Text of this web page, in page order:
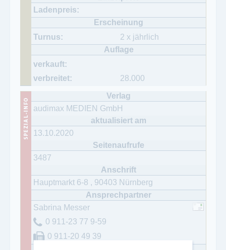
2 x jährlich
28.000
audimax MEDIEN GmbH
13.10.2020
3487
Hauptmarkt 6-8 , 90403 Nürnberg
Sabrina Messer
0 911-23 77 9-59
0 911-20 49 39